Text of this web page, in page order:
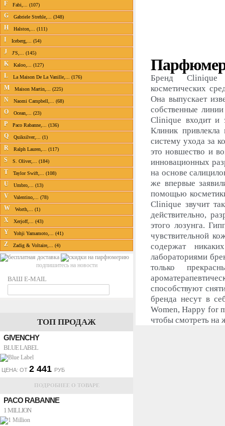
F Fabi,... (107)
G Gabriele Strehle,... (348)
H Halston,... (111)
I Iceberg,... (54)
J J'S,... (145)
K Kaloo,... (127)
L La Maison De La Vanille,... (176)
M Maison Martin,... (225)
N Naomi Campbell,... (68)
O Ocean,... (23)
P Paco Rabanne,... (136)
Q Quiksilver,... (1)
R Ralph Lauren,... (117)
S S. Oliver,... (184)
T Taylor Swift,... (108)
U Umbro,... (13)
V Valentino,... (78)
W Worth,... (1)
X Xerjoff,... (43)
Y Yohji Yamamoto,... (41)
Z Zadig & Voltaire,... (4)
подпишитесь на новости
ВАШ E-MAIL
ТОП ПРОДАЖ
GIVENCHY
BLUE LABEL
ЦЕНА: ОТ 2 441 РУБ
ПОДРОБНЕЕ О ТОВАРЕ
PACO RABANNE
1 MILLION
Бренд Clinique
косметических
Она выпускает
собственные
Clinique входит и
Клиник привлекла
систему ухода за
это новшество и
инновационных
на основе
же впервые
помощью
Clinique звучит
действительно,
этого лозунга.
чувствительной
содержат
лабораториями
только
способствуют
бренда несут в
Women, Happy for
чтобы смотреть на